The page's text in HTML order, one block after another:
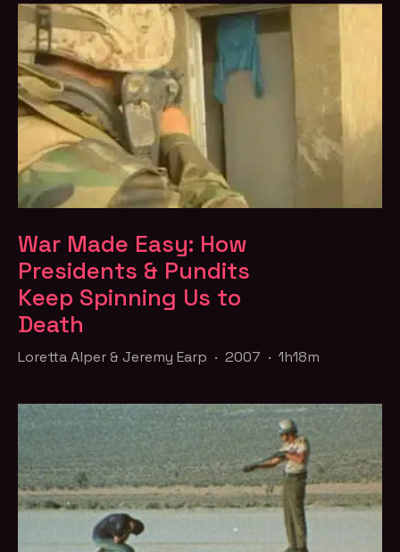
War Made Easy: How
Presidents & Pundits
Keep Spinning Us to
Death
Loretta Alper & Jeremy Earp · 2007 · 1h18m